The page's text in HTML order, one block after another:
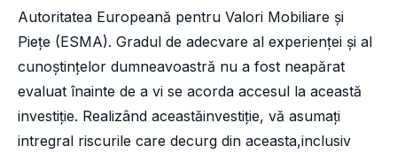
Autoritatea Europeană pentru Valori Mobiliare și
Piețe (ESMA). Gradul de adecvare al experienței și al
cunoștințelor dumneavoastră nu a fost neapărat
evaluat înainte de a vi se acorda accesul la această
investiție. Realizând aceastăinvestiție, vă asumați
intregral riscurile care decurg din aceasta,inclusiv